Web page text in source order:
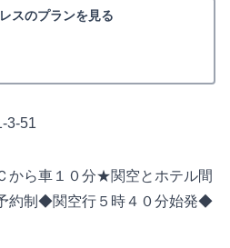
スのプランを見る
3-51
から車１０分★関空とホテル間
約制◆関空行５時４０分始発◆